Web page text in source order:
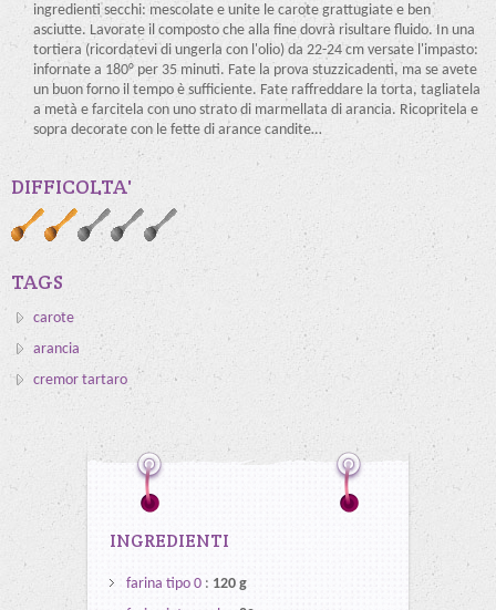
ingredienti secchi: mescolate e unite le carote grattugiate e ben
asciutte. Lavorate il composto che alla fine dovrà risultare fluido. In una
tortiera (ricordatevi di ungerla con l'olio) da 22-24 cm versate l'impasto:
infornate a 180° per 35 minuti. Fate la prova stuzzicadenti, ma se avete
un buon forno il tempo è sufficiente. Fate raffreddare la torta, tagliatela
a metà e farcitela con uno strato di marmellata di arancia. Ricopritela e
sopra decorate con le fette di arance candite…
DIFFICOLTA'
TAGS
carote
arancia
cremor tartaro
INGREDIENTI
farina tipo 0 : 120 g